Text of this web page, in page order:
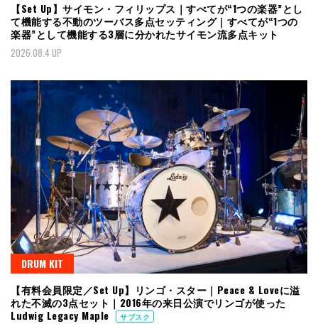
【Set Up】サイモン・フィリップス｜すべてが“1つの楽器”とし
て機能する不動のツーバス多点セッティング｜すべてが“1つの
楽器”として機能する3層に分かれたサイモン流多点キット
2026.08.4 UP
DRUM KIT
【有料会員限定／Set Up】リンゴ・スター｜Peace & Loveに溢
れた不滅の3点セット｜2016年の来日公演でリンゴが使った
Ludwig Legacy Maple
サブスク